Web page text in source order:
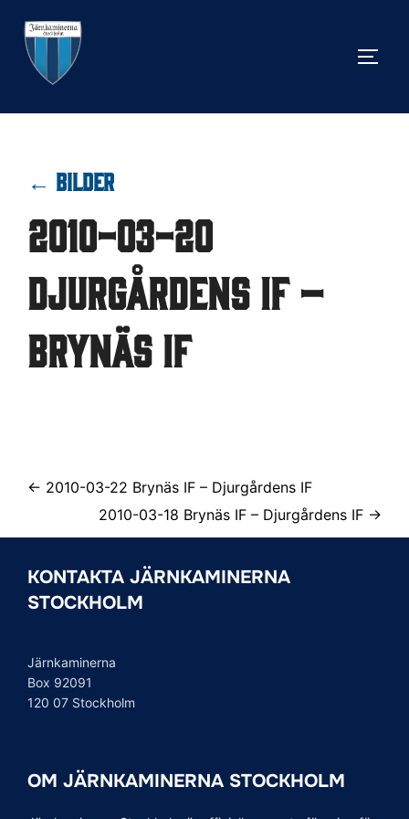
innehåll
← BILDER
2010-03-20
Djurgårdens IF –
Brynäs IF
← 2010-03-22 Brynäs IF – Djurgårdens IF
2010-03-18 Brynäs IF – Djurgårdens IF →
KONTAKTA JÄRNKAMINERNA
STOCKHOLM
Järnkaminerna
Box 92091
120 07 Stockholm
OM JÄRNKAMINERNA STOCKHOLM